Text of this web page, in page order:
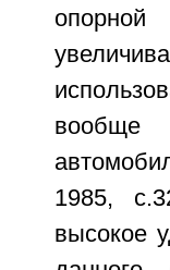
опорной
вообще
1985,
высокое